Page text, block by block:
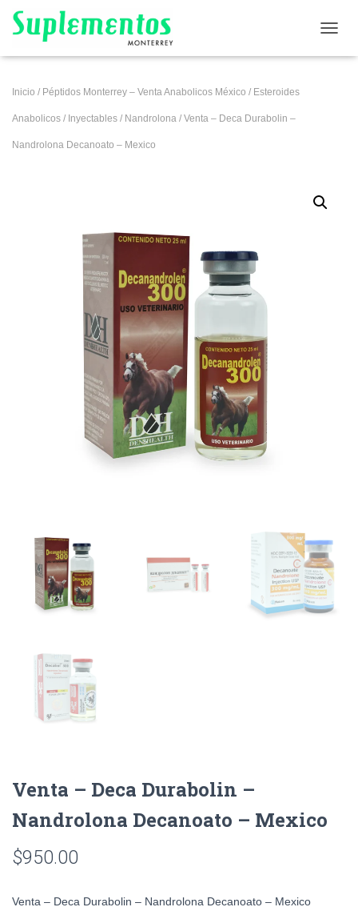
Inicio / Péptidos Monterrey – Venta Anabolicos México / Esteroides
Anabolicos / Inyectables / Nandrolona / Venta – Deca Durabolin –
Nandrolona Decanoato – Mexico
Venta – Deca Durabolin –
Nandrolona Decanoato – Mexico
$950.00
Venta – Deca Durabolin – Nandrolona Decanoato – Mexico